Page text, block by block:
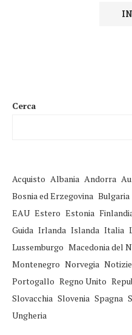
Cerca
Acquisto Albania Andorra
Bosnia ed Erzegovina Bulgaria
EAU Estero Estonia
Guida Irlanda Islanda Italia
Lussemburgo Macedonia del
Montenegro Norvegia Notizie
Portogallo Regno Unito
Slovacchia Slovenia Spagna
Ungheria